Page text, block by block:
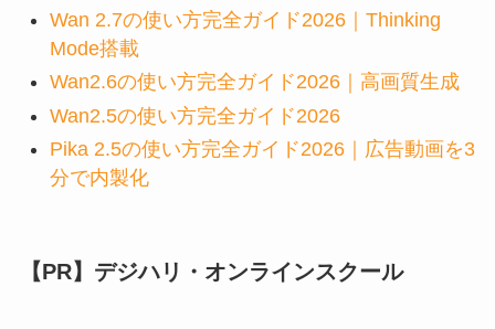
Wan 2.7の使い方完全ガイド2026｜Thinking
Mode搭載
Wan2.6の使い方完全ガイド2026｜高画質生成
Wan2.5の使い方完全ガイド2026
Pika 2.5の使い方完全ガイド2026｜広告動画を3
分で内製化
【PR】デジハリ・オンラインスクール